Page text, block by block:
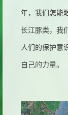
年，我们怎能
长江豚类，我
人们的保护意
自己的力量。